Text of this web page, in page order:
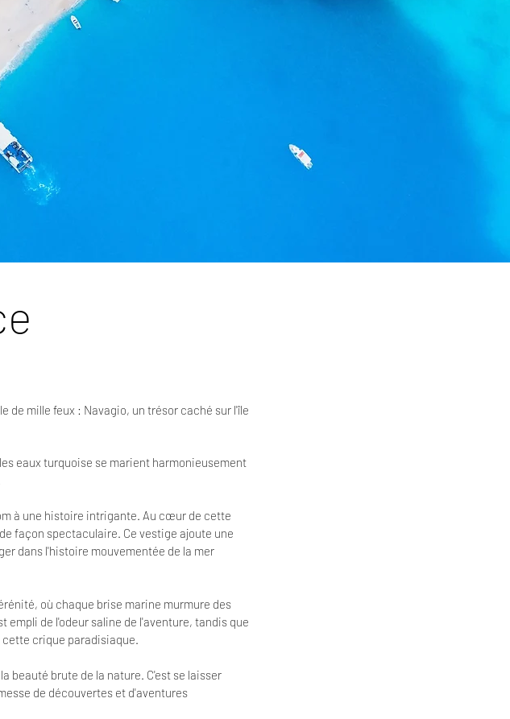
de mille feux : Navagio, un trésor caché sur l'île
eaux turquoise se marient harmonieusement
à une histoire intrigante. Au cœur de cette
façon spectaculaire. Ce vestige ajoute une
dans l'histoire mouvementée de la mer
où chaque brise marine murmure des
de l'odeur saline de l'aventure, tandis que
cette crique paradisiaque.
beauté brute de la nature. C'est se laisser
de découvertes et d'aventures